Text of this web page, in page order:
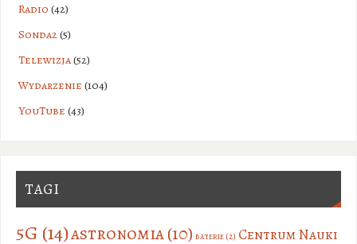
Radio (42)
Sonda2(5)
Telewizja(52)
Wydarzenie (104)
YouTube (43)
TAGI
5G (14)astronomia(10) baterie(2) Centrum Nauki